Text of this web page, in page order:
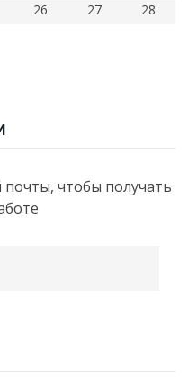
26 27 28
чтобы получать